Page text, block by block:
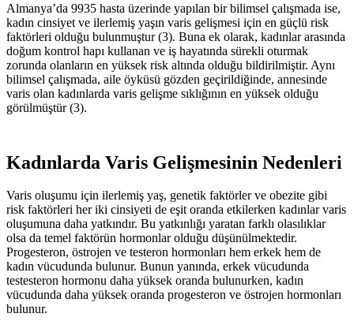
Almanya’da 9935 hasta üzerinde yapılan bir bilimsel çalışmada ise,
kadın cinsiyet ve ilerlemiş yaşın varis gelişmesi için en güçlü risk
faktörleri olduğu bulunmuştur (3). Buna ek olarak, kadınlar arasında
doğum kontrol hapı kullanan ve iş hayatında sürekli oturmak
zorunda olanların en yüksek risk altında olduğu bildirilmiştir. Aynı
bilimsel çalışmada, aile öyküsü gözden geçirildiğinde, annesinde
varis olan kadınlarda varis gelişme sıklığının en yüksek olduğu
görülmüştür (3).
Kadınlarda Varis Gelişmesinin Nedenleri
Varis oluşumu için ilerlemiş yaş, genetik faktörler ve obezite gibi
risk faktörleri her iki cinsiyeti de eşit oranda etkilerken kadınlar varis
oluşumuna daha yatkındır. Bu yatkınlığı yaratan farklı olasılıklar
olsa da temel faktörün hormonlar olduğu düşünülmektedir.
Progesteron, östrojen ve testeron hormonları hem erkek hem de
kadın vücudunda bulunur. Bunun yanında, erkek vücudunda
testesteron hormonu daha yüksek oranda bulunurken, kadın
vücudunda daha yüksek oranda progesteron ve östrojen hormonları
bulunur.